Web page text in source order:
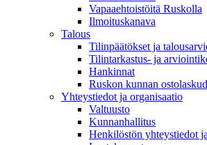
Vapaaehtoistöitä Ruskolla
Ilmoituskanava
Talous
Tilinpäätökset ja
Tilintarkastus- ja
Hankinnat
Ruskon kunnan
Yhteystiedot ja organisaatio
Valtuusto
Kunnanhallitus
Henkilöstön yhteystiedot